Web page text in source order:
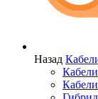
Назад